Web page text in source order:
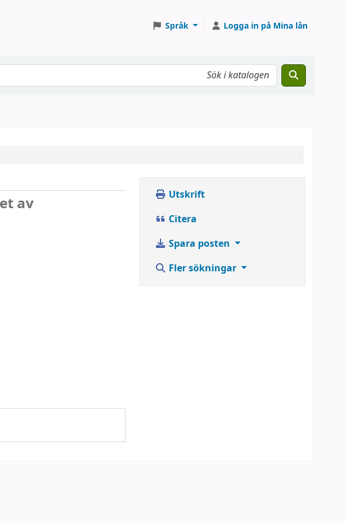
Språk Logga in på Mina lån
av
Utskrift
Citera
Spara posten
Fler sökningar